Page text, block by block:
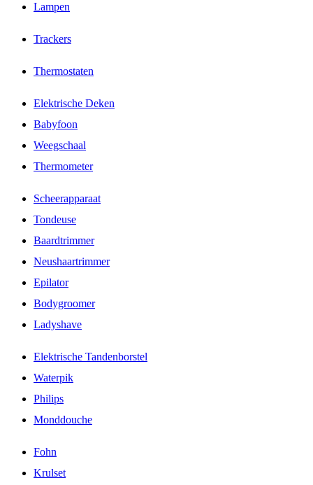
Lampen
Trackers
Thermostaten
Elektrische Deken
Babyfoon
Weegschaal
Thermometer
Scheerapparaat
Tondeuse
Baardtrimmer
Neushaartrimmer
Epilator
Bodygroomer
Ladyshave
Elektrische Tandenborstel
Waterpik
Philips
Monddouche
Fohn
Krulset